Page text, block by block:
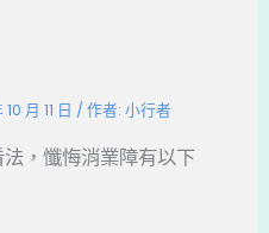
月 11 日 / 作者: 小行者
，懺悔消業障有以下